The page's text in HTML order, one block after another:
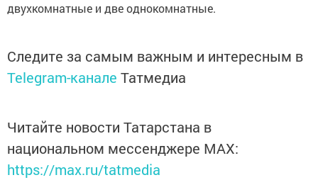
двухкомнатные и две однокомнатные.
Следите за самым важным и интересным в
Telegram-канале Татмедиа
Читайте новости Татарстана в
национальном мессенджере MАХ:
https://max.ru/tatmedia